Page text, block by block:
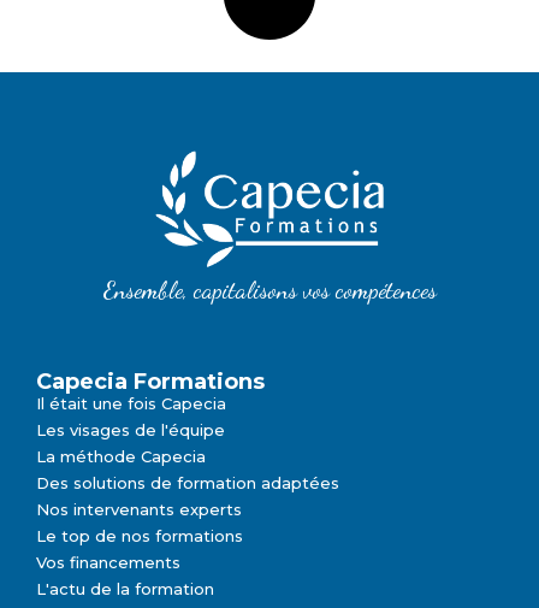
Ensemble, capitalisons vos compétences
Capecia Formations
Il était une fois Capecia
Les visages de l'équipe
La méthode Capecia
Des solutions de formation adaptées
Nos intervenants experts
Le top de nos formations
Vos financements
L'actu de la formation